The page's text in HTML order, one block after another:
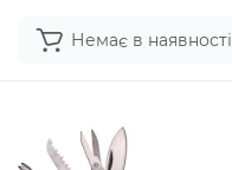
Немає в наявності